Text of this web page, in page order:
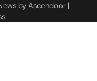
byAscendoor |
.